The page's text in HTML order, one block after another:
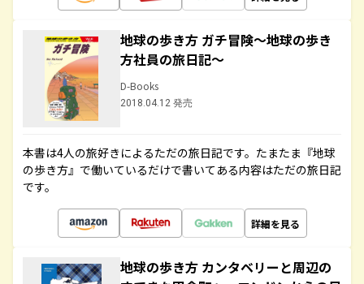
地球の歩き方 ガチ冒険～地球の歩き
方社員の旅日記～
D-Books
2018.04.12 発売
本書は4人の旅好きによるただの旅日記です。たまたま『地球
の歩き方』で働いているだけで書いてある内容はただの旅日記
です。
詳細を見る
地球の歩き方 カンタベリーと周辺の